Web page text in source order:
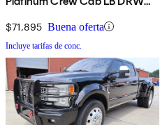
$71,895 Buena oferta
Incluye tarifas de conc.